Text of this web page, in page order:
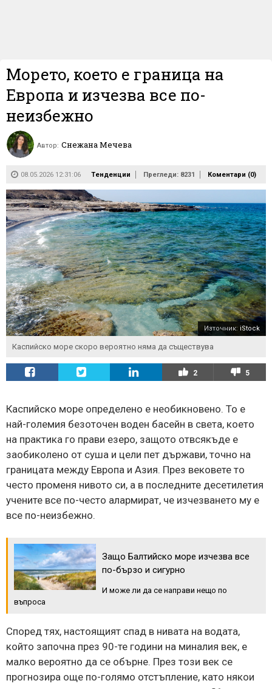
Морето, което е граница на
Европа и изчезва все по-
неизбежно
Автор: Снежана Мечева
08.05.2026 12:31:06 Тенденции Прегледи: 8231 Коментари (0)
Източник: iStock
Каспийско море скоро вероятно няма да съществува
2 5
Каспийско море определено е необикновено. То е
най-големия безоточен воден басейн в света, което
на практика го прави езеро, защото отвсякъде е
заобиколено от суша и цели пет държави, точно на
границата между Европа и Азия. През вековете то
често променя нивото си, а в последните десетилетия
учените все по-често алармират, че изчезването му е
все по-неизбежно.
Защо Балтийско море изчезва все
по-бързо и сигурно
И може ли да се направи нещо по
въпроса
Според тях, настоящият спад в нивата на водата,
който започна през 90-те години на миналия век, е
малко вероятно да се обърне. През този век се
прогнозира още по-голямо отстъпление, като някои